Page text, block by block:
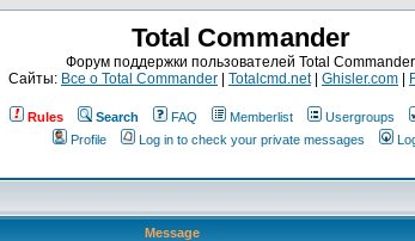
Total Commander
Форум поддержки пользователей Total Commander
Сайты: Все о Total Commander Totalcmd.net| Ghisler.com
Rules Search FAQ Memberlist Usergroups
Profile
Log in to check your private messages
Message